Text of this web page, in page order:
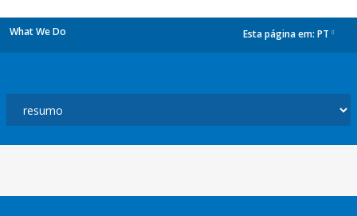
What We Do Esta página em: PT